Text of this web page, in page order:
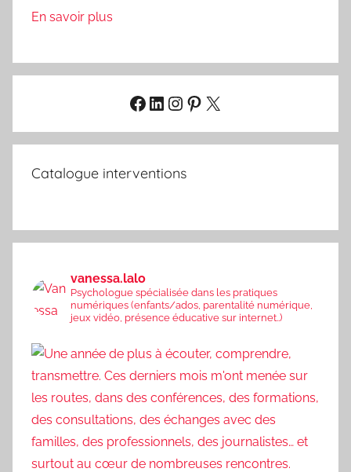
En savoir plus
Facebook
LinkedIn
Instagram
Pinterest
X
Catalogue interventions
vanessa.lalo
Psychologue spécialisée dans les pratiques
numériques (enfants/ados, parentalité numérique,
jeux vidéo, présence éducative sur internet..)